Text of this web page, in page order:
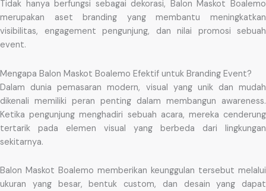
Tidak hanya berfungsi sebagai dekorasi, Balon Maskot Boalemo
merupakan aset branding yang membantu meningkatkan
visibilitas, engagement pengunjung, dan nilai promosi sebuah
event.
Mengapa Balon Maskot Boalemo Efektif untuk Branding Event?
Dalam dunia pemasaran modern, visual yang unik dan mudah
dikenali memiliki peran penting dalam membangun awareness.
Ketika pengunjung menghadiri sebuah acara, mereka cenderung
tertarik pada elemen visual yang berbeda dari lingkungan
sekitarnya.
Balon Maskot Boalemo memberikan keunggulan tersebut melalui
ukuran yang besar, bentuk custom, dan desain yang dapat